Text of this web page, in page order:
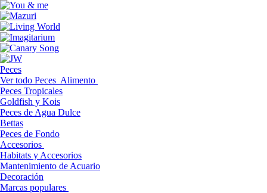
Peces
Ver todo Peces Alimento
Peces Tropicales
Goldfish y Kois
Peces de Agua Dulce
Bettas
Peces de Fondo
Accesorios
Habitats y Accesorios
Mantenimiento de Acuario
Decoración
Marcas populares